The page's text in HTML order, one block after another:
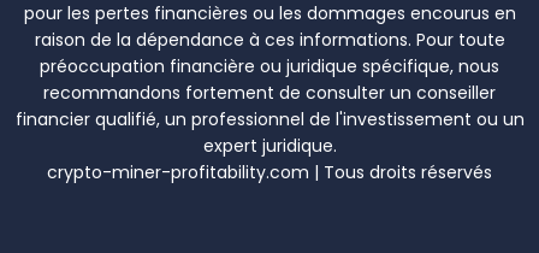
pour les pertes financières ou les dommages encourus en
raison de la dépendance à ces informations. Pour toute
préoccupation financière ou juridique spécifique, nous
recommandons fortement de consulter un conseiller
financier qualifié, un professionnel de l'investissement ou un
expert juridique.
crypto-miner-profitability.com | Tous droits réservés